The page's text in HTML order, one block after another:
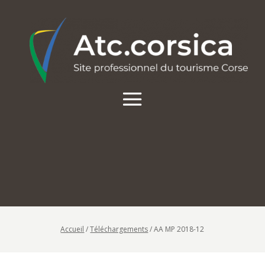
Accueil /Téléchargements/AA MP 2018-12